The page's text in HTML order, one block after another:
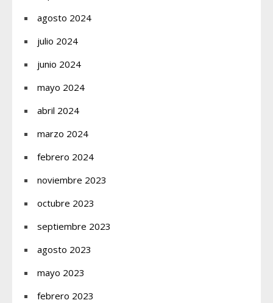
agosto 2024
julio 2024
junio 2024
mayo 2024
abril 2024
marzo 2024
febrero 2024
noviembre 2023
octubre 2023
septiembre 2023
agosto 2023
mayo 2023
febrero 2023